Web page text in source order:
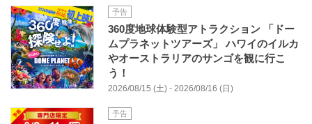
予告
360度地球体験型アトラクション 「ドー
ムプラネットツアーズ」 ハワイのイルカ
やオーストラリアのサンゴを観に行こ
う！
2026/08/15 (土) - 2026/08/16 (日)
予告